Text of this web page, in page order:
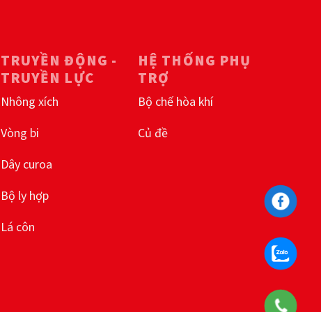
được
chọn
trên
TRUYỀN ĐỘNG -
TRUYỀN LỰC
Nhông xích
Vòng bi
Dây curoa
Bộ ly hợp
Lá côn
HỆ THỐNG PHỤ
TRỢ
Bộ chế hòa khí
Củ đề